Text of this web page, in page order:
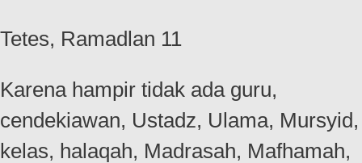
Tetes, Ramadlan 11
Karena hampir tidak ada guru,
cendekiawan, Ustadz, Ulama, Mursyid,
kelas, halaqah, Madrasah, Mafhamah,